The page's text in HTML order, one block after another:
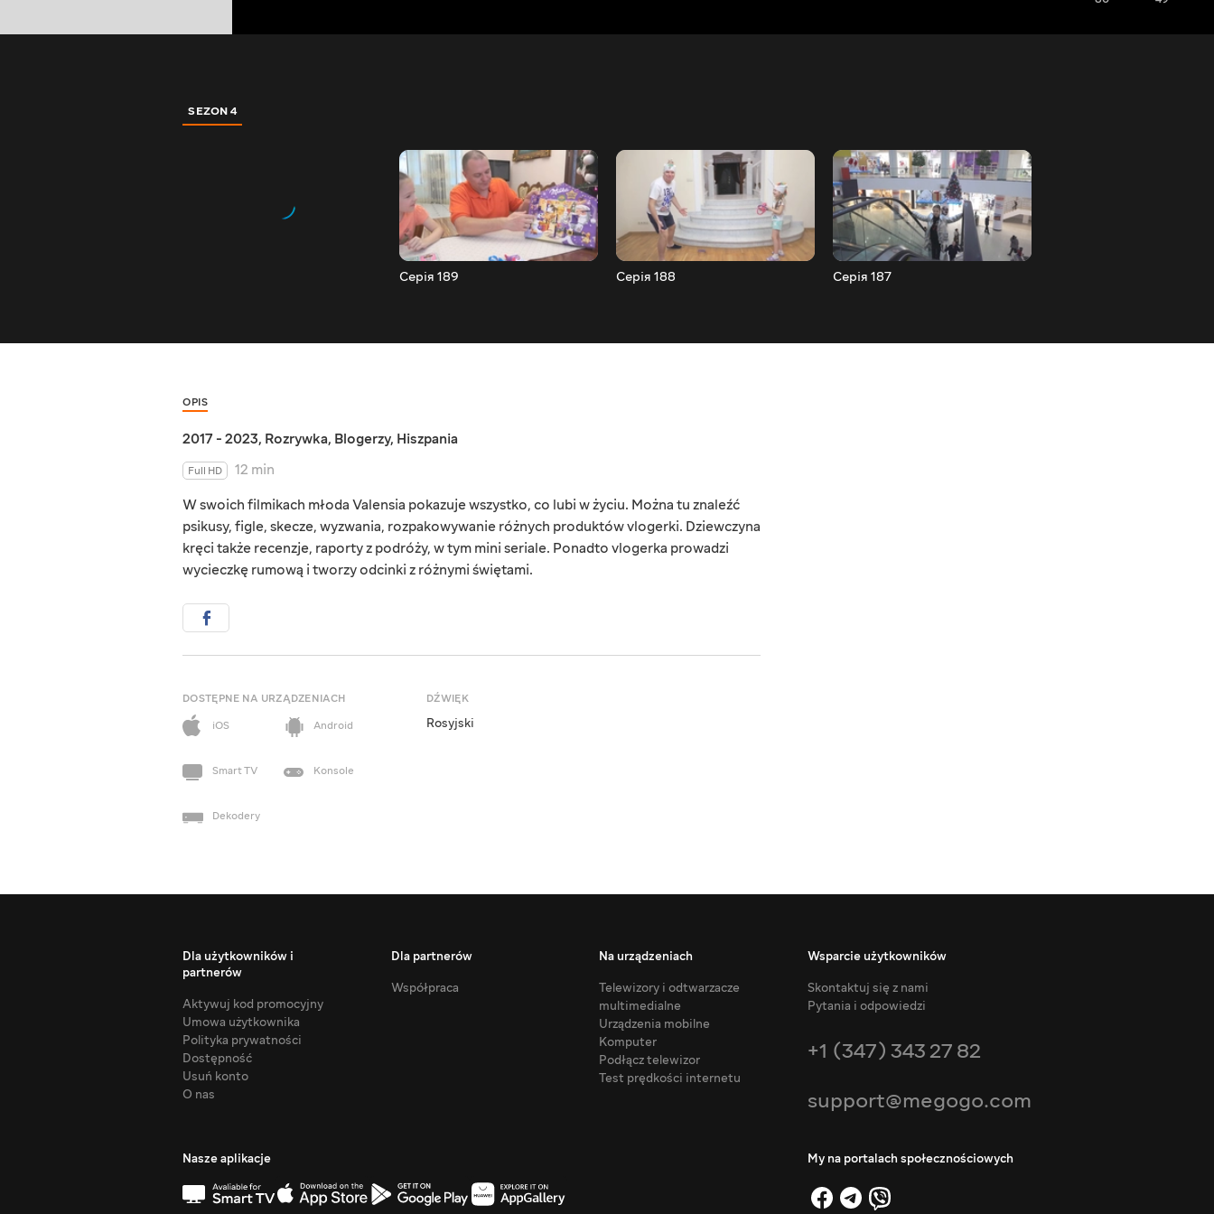
SEZON 4
Серія 189 Серія 188 Серія 187
OPIS
2017 - 2023, Rozrywka, Blogerzy, Hiszpania
Full HD
12 min
W swoich filmikach młoda Valensia pokazuje wszystko, co lubi w życiu. Można tu znaleźć
psikusy, figle, skecze, wyzwania, rozpakowywanie różnych produktów vlogerki. Dziewczyna
kręci także recenzje, raporty z podróży, w tym mini seriale. Ponadto vlogerka prowadzi
wycieczkę rumową i tworzy odcinki z różnymi świętami.
DOSTĘPNE NA URZĄDZENIACH
iOS
Android
Smart TV Konsole
Dekodery
DŹWIĘK
Rosyjski
Dla użytkowników i
partnerów
Aktywuj kod promocyjny
Umowa użytkownika
Polityka prywatności
Dostępność
Usuń konto
O nas
Dla partnerów
Współpraca
Na urządzeniach
Telewizory i odtwarzacze
multimedialne
Urządzenia mobilne
Komputer
Podłącz telewizor
Test prędkości internetu
Wsparcie użytkowników
Skontaktuj się z nami
Pytania i odpowiedzi
+1 (347) 343 27 82
support@megogo.com
Nasze aplikacje My na portalach społecznościowych